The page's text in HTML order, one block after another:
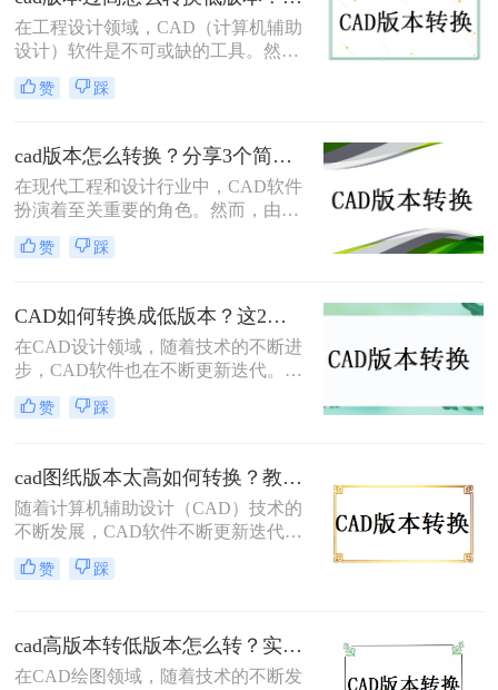
具体要怎么#other#呢？下面就一起来
了解一下吧。
在工程设计领域，CAD（计算机辅助
设计）软件是不可或缺的工具。然
而，随着技术的不断进步，CAD软件
也在不断更新换代。有时，我们可能
打开或编辑文件的情况，这时就需要
将高版本的CAD文件转换为低版本。
那么CAD版本过高怎么转换低版本
呢？本文将介绍几种常见的CAD版本
转换方法，帮助您轻松应对这一问
题。
赞 踩
cad版本怎么转换？分享3个简单方法，轻松无损转换！
在现代工程和设计行业中，CAD软件
扮演着至关重要的角色。然而，由于
不同的CAD软件使用不同的文件格
式，将文件从一个CAD版本转换到另
的是，我们有几种方法可以轻松地完
成这个转换过程，并确保文件在不同
的CAD软件中无缝地运行。那么CAD
版本怎么转换呢？在本文中，我们将
介绍三种最常用的CAD版本转换方
法，以帮助您更好地处理CAD文件。
赞 踩
CAD如何转换成低版本？这2个方法一定要学会！
在CAD设计领域，随着技术的不断进
步，CAD软件也在不断更新迭代。然
而，在实际工作中，我们经常会遇到
需要在不同版本的CAD软件之间转换
备或系统上，只能运行低版本的CAD
软件。因此，将高版本的CAD文件转
换成低版本成为了一个常见的需求。
本文将详细介绍CAD如何转换成低版
本，帮助您轻松应对这一挑战。
赞 踩
cad图纸版本太高如何转换？教你三个小妙招轻松搞定！
随着计算机辅助设计（CAD）技术的
不断发展，CAD软件不断更新迭代，
每个新版本都带来了更强大的功能和
更高的工作效率。然而，这也导致了
件中打开或编辑时，就会遇到版本不
兼容的问题。那么，cad图纸版本太高
赞 踩
cad高版本转低版本怎么转？实用的版本转换方法来了！
在CAD绘图领域，随着技术的不断发